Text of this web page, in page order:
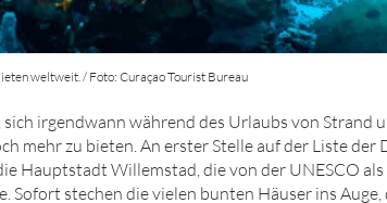
weltweit. / Foto: Curaçao Tourist Bureau
irgendwann während des Urlaubs von Strand
mehr zu bieten. An erster Stelle auf der Liste der
Hauptstadt Willemstad, die von der UNESCO
Sofort stechen die vielen bunten Häuser ins Auge,